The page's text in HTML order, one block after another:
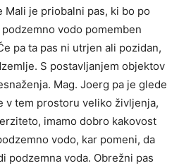
Mali je priobalni pas, ki bo po
vodo pomemben
pa ta pas ni utrjen ali pozidan,
S postavljanjem objektov
Mag. Joerg pa je glede
v tem prostoru veliko življenja,
imamo dobro kakovost
vodo, kar pomeni, da
podzemna voda. Obrežni pas